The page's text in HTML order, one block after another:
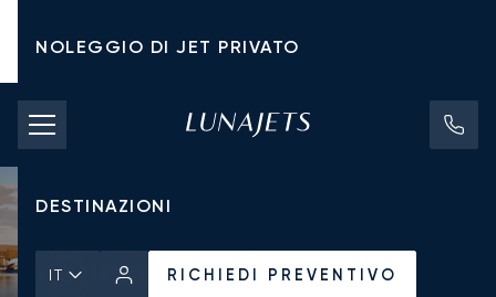
NOLEGGIO DI JET PRIVATO
TARIFFE DI NOLEGGIO
JET PRIVATI
DESTINAZIONI
IT RICHIEDI PREVENTIVO